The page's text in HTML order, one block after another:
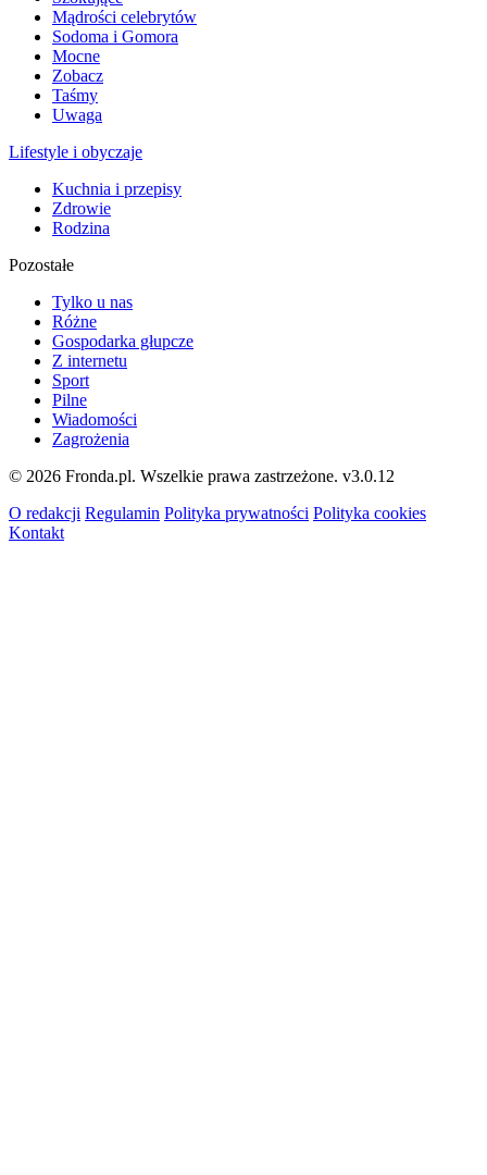
Mądrości celebrytów
Sodoma i Gomora
Mocne
Zobacz
Taśmy
Uwaga
Lifestyle i obyczaje
Kuchnia i przepisy
Zdrowie
Rodzina
Pozostałe
Tylko u nas
Różne
Gospodarka głupcze
Z internetu
Sport
Pilne
Wiadomości
Zagrożenia
© 2026 Fronda.pl. Wszelkie prawa zastrzeżone. v3.0.12
O redakcji Regulamin Polityka prywatności Polityka cookies
Kontakt